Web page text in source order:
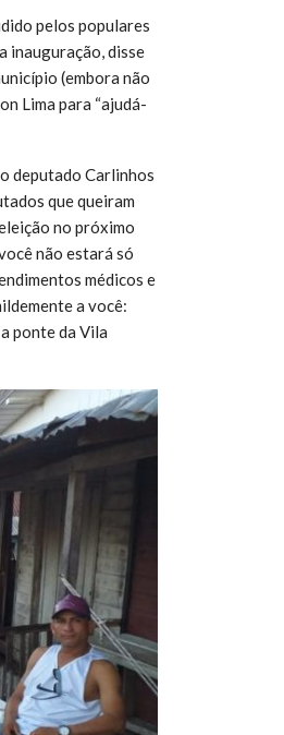
pelos populares
inauguração, disse
(embora não
Lima para “ajudá-
deputado Carlinhos
que queiram
no próximo
não estará só
médicos e
a você:
ponte da Vila